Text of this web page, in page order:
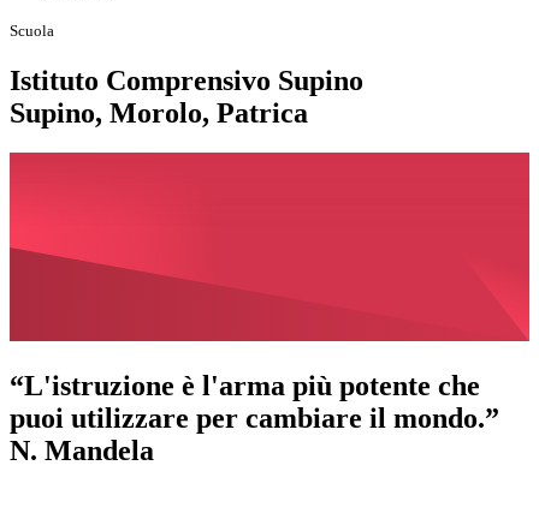
Scuola
Istituto Comprensivo Supino
Supino, Morolo, Patrica
“L'istruzione è l'arma più potente che
puoi utilizzare per cambiare il mondo.”
N. Mandela